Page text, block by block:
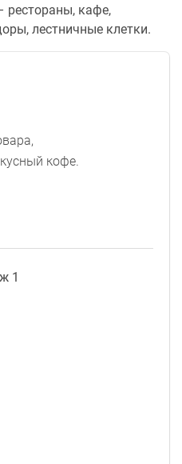
рестораны, кафе,
лестничные клетки.
кофе.
1